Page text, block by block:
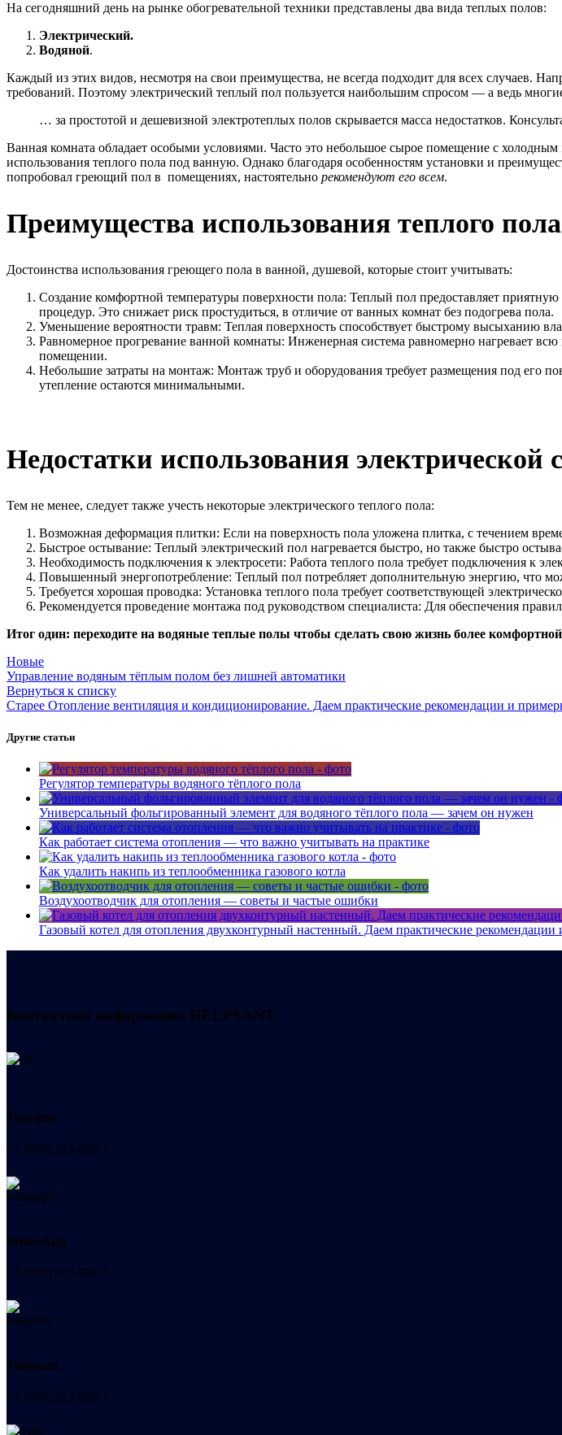
На сегодняшний день на рынке обогревательной техники представлены два вида теплых полов:
Электрический.
Водяной.
Каждый из этих видов, несмотря на свои преимущества, не всегда подходит для всех случаев.
требований. Поэтому электрический теплый пол пользуется наибольшим спросом — а ведь
… за простотой и дешевизной электротеплых полов скрывается масса недостатков.
Ванная комната обладает особыми условиями. Часто это небольшое сырое помещение с
использования теплого пола под ванную. Однако благодаря особенностям установки и
попробовал греющий пол в помещениях, настоятельно рекомендуют его всем.
Преимущества использования теплого
Достоинства использования греющего пола в ванной, душевой, которые стоит учитывать:
Создание комфортной температуры поверхности пола: Теплый пол предоставляет
процедур. Это снижает риск простудиться, в отличие от ванных комнат без подогрева пола.
Уменьшение вероятности травм: Теплая поверхность способствует быстрому высыханию
Равномерное прогревание ванной комнаты: Инженерная система равномерно нагревает
помещении.
Небольшие затраты на монтаж: Монтаж труб и оборудования требует размещения под его
утепление остаются минимальными.
Недостатки использования электрической
Тем не менее, следует также учесть некоторые электрического теплого пола:
Возможная деформация плитки: Если на поверхность пола уложена плитка, с течением
Быстрое остывание: Теплый электрический пол нагревается быстро, но также быстро
Необходимость подключения к электросети: Работа теплого пола требует подключения к
Повышенный энергопотребление: Теплый пол потребляет дополнительную энергию, что
Требуется хорошая проводка: Установка теплого пола требует соответствующей
Рекомендуется проведение монтажа под руководством специалиста: Для обеспечения
Итог один: переходите на водяные теплые полы чтобы сделать свою жизнь более
Новые
Управление водяным тёплым полом без лишней автоматики
Вернуться к списку
Старее Отопление вентиляция и кондиционирование. Даем практические рекомендации и
Другие статьи
Регулятор температуры водяного тёплого пола
Универсальный фольгированный элемент для водяного тёплого пола — зачем он нужен
Как работает система отопления — что важно учитывать на практике
Как удалить накипь из теплообменника газового котла
Воздухоотводчик для отопления — советы и частые ошибки
Газовый котел для отопления двухконтурный настенный. Даем практические
Контактная информация HELPSANT
Телефон
+7 (978) 515-999-7
WhatsApp
+7 (978) 515-999-7
Telegram
+7 (978) 515-999-7